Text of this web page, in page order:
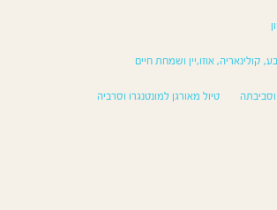
קולינאריה, אוזו,יין ושמחת חיים
טיול מאורגן למונטנגרו וסרביה